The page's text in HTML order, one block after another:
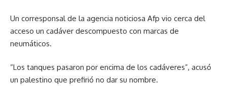
Un corresponsal de la agencia noticiosa Afp vio cerca del
acceso un cadáver descompuesto con marcas de
neumáticos.
Los tanques pasaron por encima de los cadáveres , acusó
un palestino que prefirió no dar su nombre.